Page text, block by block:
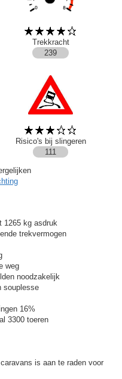
Trekkracht
239
Risico's bij slingeren
111
1265 kg asdruk
trekvermogen
weg
noodzakelijk
souplesse
16%
3300 toeren
is aan te raden voor